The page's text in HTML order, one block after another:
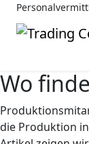
Wo
die Produktion